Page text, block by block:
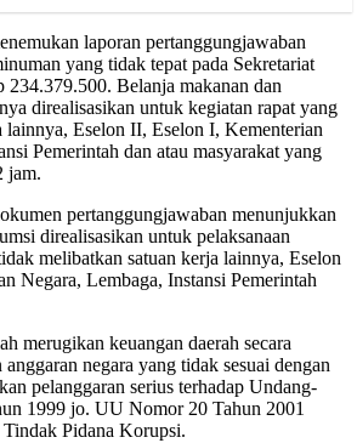
laporan pertanggungjawaban
yang tidak tepat pada Sekretariat
234.379.500. Belanja makanan dan
direalisasikan untuk kegiatan rapat yang
lainnya, Eselon II, Eselon I, Kementerian
Pemerintah dan atau masyarakat yang
jam.
pertanggungjawaban menunjukkan
direalisasikan untuk pelaksanaan
melibatkan satuan kerja lainnya, Eselon
Negara, Lembaga, Instansi Pemerintah
merugikan keuangan daerah secara
negara yang tidak sesuai dengan
pelanggaran serius terhadap Undang-
1999 jo. UU Nomor 20 Tahun 2001
Tindak Pidana Korupsi.